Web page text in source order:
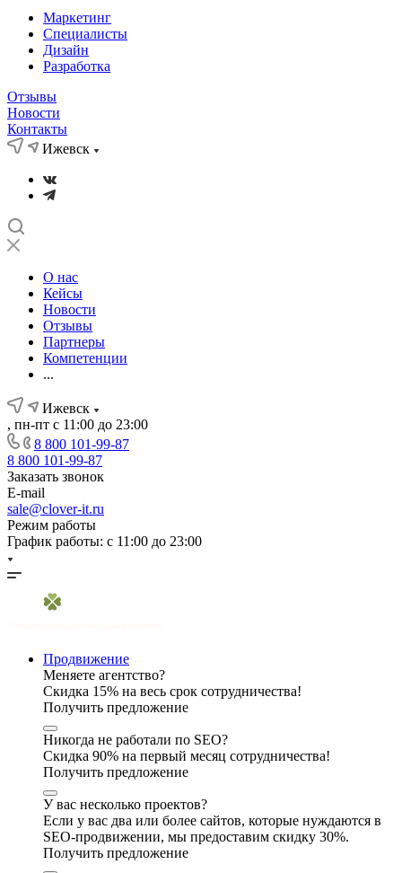
Маркетинг
Специалисты
Дизайн
Разработка
Отзывы
Новости
Контакты
Ижевск
О нас
Кейсы
Новости
Отзывы
Партнеры
Компетенции
...
Ижевск
, пн-пт с 11:00 до 23:00
8 800 101-99-87
8 800 101-99-87
Заказать звонок
E-mail
sale@clover-it.ru
Режим работы
График работы: с 11:00 до 23:00
Продвижение
Меняете агентство?
Скидка 15% на весь срок сотрудничества!
Получить предложение
Никогда не работали по SEO?
Скидка 90% на первый месяц сотрудничества!
Получить предложение
У вас несколько проектов?
Если у вас два или более сайтов, которые нуждаются в
SEO-продвижении, мы предоставим скидку 30%.
Получить предложение